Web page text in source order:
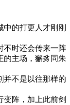
的打更人才刚刚
不时还会传来一阵
的主场，獬豸同朱
并不是以往那样的
变阵，加上此前剑